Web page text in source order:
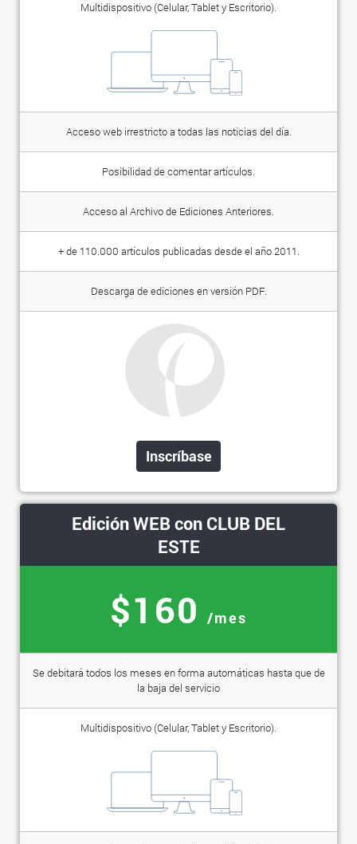
Multidispositivo (Celular, Tablet y Escritorio).
Acceso web irrestricto a todas las noticias del día.
Posibilidad de comentar artículos.
Acceso al Archivo de Ediciones Anteriores.
+ de 110.000 artículos publicadas desde el año 2011.
Descarga de ediciones en versión PDF.
Inscríbase
Edición WEB con CLUB DEL
ESTE
$160 /mes
Se debitará todos los meses en forma automáticas hasta que de
la baja del servicio
Multidispositivo (Celular, Tablet y Escritorio).